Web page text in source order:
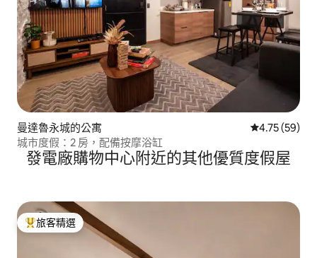
曼達魯永城的公寓 從 59 則評價
4.75 (59)
城市度假：2 房，配備按摩浴缸
發電廠購物中心附近的其他優質度假屋
旅客精選榜首
旅客精選